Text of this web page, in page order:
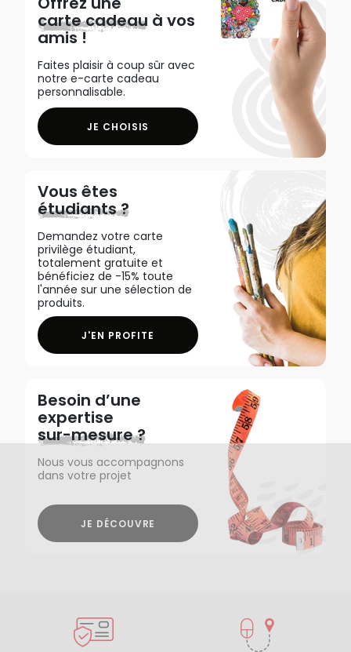
carte cadeau à vos
amis !
Faites plaisir à coup sûr avec
notre e-carte cadeau
personnalisable.
JE CHOISIS
Vous êtes
étudiants ?
Demandez votre carte
privilège étudiant,
totalement gratuite et
bénéficiez de -15% toute
l'année sur une sélection de
produits.
J'EN PROFITE
Besoin d’une
expertise
sur-mesure ?
Nous vous accompagnons
dans votre projet
JE DÉCOUVRE